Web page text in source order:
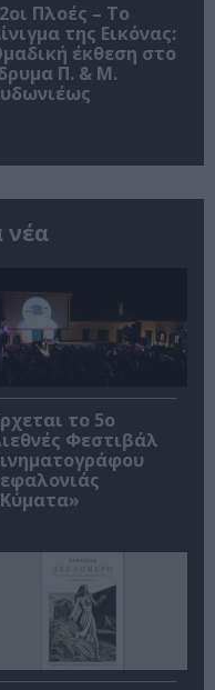
Πλοές – Το
της Εικόνας:
έκθεση στο
Π. & Μ.
νέα
το 5ο
Φεστιβάλ